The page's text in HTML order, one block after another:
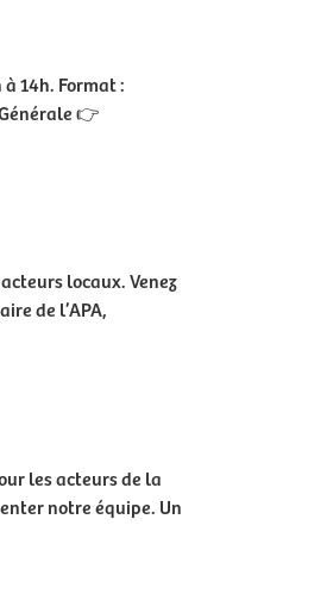
14h. Format :
👉
locaux. Venez
de l’APA,
les acteurs de la
notre équipe. Un